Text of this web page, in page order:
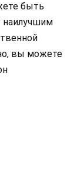
быть
наилучшим
вы можете